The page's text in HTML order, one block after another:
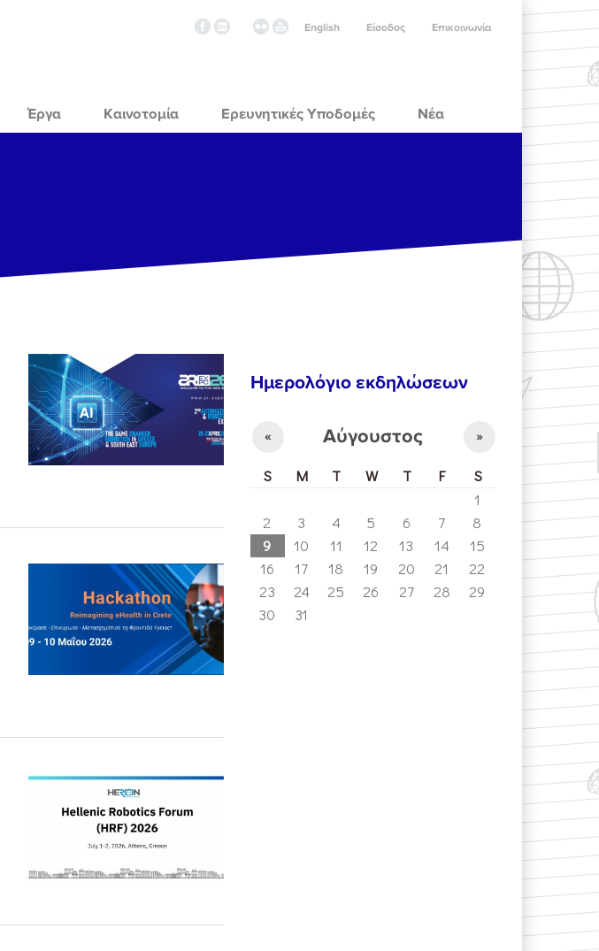
Επικοινωνία
Είσοδος
English
Έργα Καινοτομία Ερευνητικές Υποδομές Νέα
Ημερολόγιο εκδηλώσεων
Αύγουστος
« »
S M T W T F
S
1
2
3 4 5 6 7
8
9
10 11 12 13 14
15
16
17 18 19 20 21
22
23
24 25 26 27 28
29
30
31